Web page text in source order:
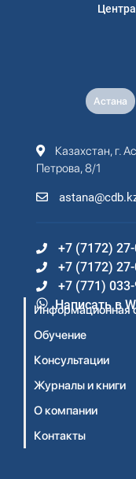
Астана
Казахстан, г.
Петрова, 8/1
+7 (7172)
+7 (7172)
+7 (771)
Написать в
Информационная
Обучение
Консультации
Журналы и книги
О компании
Контакты